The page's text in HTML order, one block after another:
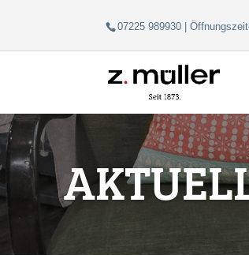
springen
springen
07225 989930 |